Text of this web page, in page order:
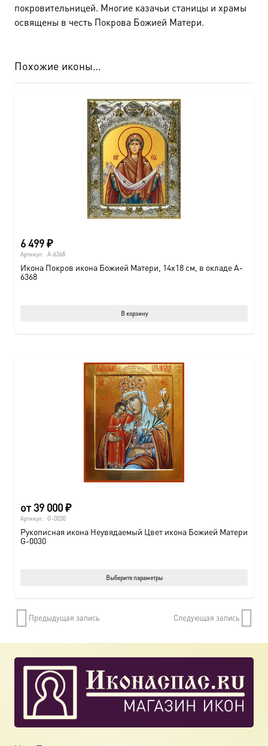
покровительницей. Многие казачьи станицы и храмы
освящены в честь Покрова Божией Матери.
Похожие иконы…
6 499₽
Артикул: A-6368
Икона Покров икона Божией Матери, 14х18 см, в окладе A-
6368
В корзину
от39 000₽
Артикул: G-0030
Рукописная икона Неувядаемый Цвет икона Божией Матери
G-0030
Выберите параметры
можно
Предыдущая запись Следующая запись